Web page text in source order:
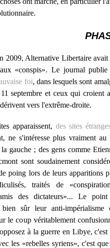
2009, Alternative Libertaire
«conspis». Le journal
foi, dans lesquels sont
septembre et ceux qui croient
vers l'extrême-droite.
apparaissent, des sites
ne s'intéresse plus vraiment
gauche ; des gens comme
sont soudainement
poing lors de leurs apparitions
traités de
des dictateurs»... Le
bien sûr leur anti-
le coup véritablement
à la guerre en Libye,
les «rebelles syriens», c'est